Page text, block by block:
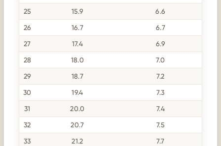
25 15.9 6.6
26 16.7 6.7
27 17.4 6.9
28 18.0 7.0
29 18.7 7.2
30 19.4 7.3
31 20.0 7.4
32 20.7 7.5
33 21.2 7.7